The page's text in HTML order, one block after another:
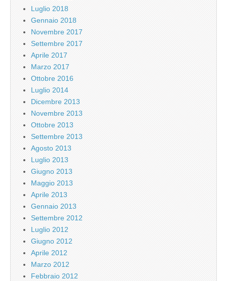
Luglio 2018
Gennaio 2018
Novembre 2017
Settembre 2017
Aprile 2017
Marzo 2017
Ottobre 2016
Luglio 2014
Dicembre 2013
Novembre 2013
Ottobre 2013
Settembre 2013
Agosto 2013
Luglio 2013
Giugno 2013
Maggio 2013
Aprile 2013
Gennaio 2013
Settembre 2012
Luglio 2012
Giugno 2012
Aprile 2012
Marzo 2012
Febbraio 2012